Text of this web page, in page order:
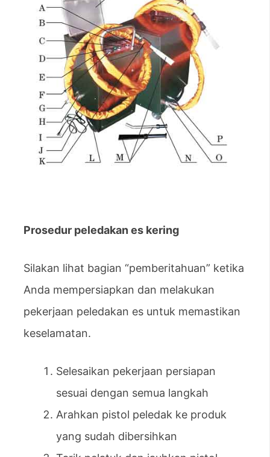
Prosedur peledakan es kering
Silakan lihat bagian “pemberitahuan” ketika
Anda mempersiapkan dan melakukan
pekerjaan peledakan es untuk memastikan
keselamatan.
Selesaikan pekerjaan persiapan
sesuai dengan semua langkah
Arahkan pistol peledak ke produk
yang sudah dibersihkan